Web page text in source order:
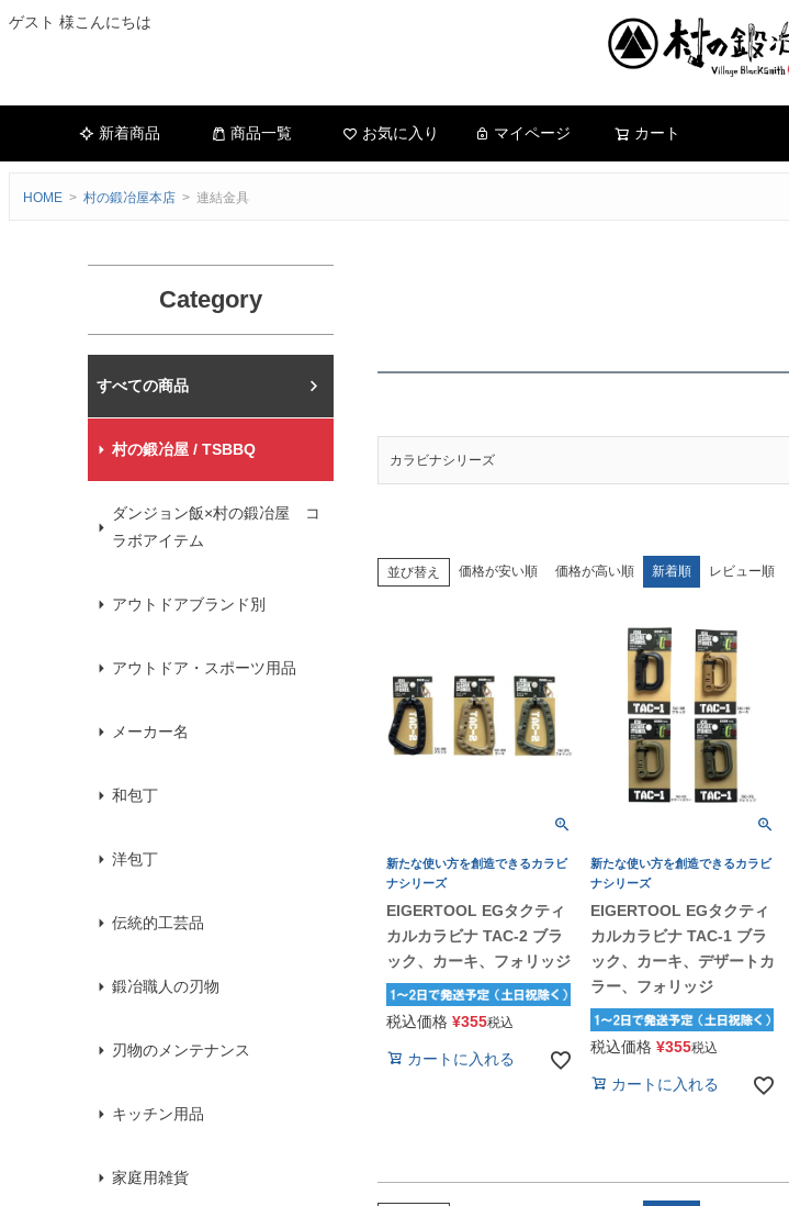
ゲスト 様こんにちは
新着商品 商品一覧 お気に入り マイページ カート
HOME 村の鍛冶屋本店 連結金具
Category
村の鍛冶屋本店
村の鍛冶屋 / TSBBQ
ダンジョン飯×村の鍛冶屋 コ
ラボアイテム
アウトドアブランド別
アウトドア・スポーツ用品
メーカー名
和包丁
洋包丁
伝統的工芸品
鍛冶職人の刃物
刃物のメンテナンス
キッチン用品
家庭用雑貨
カラビナシリーズ
並び替え 価格が安い順 価格が高い順 新着順 レビュー順
新たな使い方を創造できるカラビ
ナシリーズ
EIGERTOOL EGタクティ
カルカラビナ TAC-2 ブラ
ック、カーキ、フォリッジ
税込価格 ¥355税込
カートに入れる
新たな使い方を創造できるカラビ
ナシリーズ
EIGERTOOL EGタクティ
カルカラビナ TAC-1 ブラ
ック、カーキ、デザートカ
ラー、フォリッジ
税込価格 ¥355税込
カートに入れる